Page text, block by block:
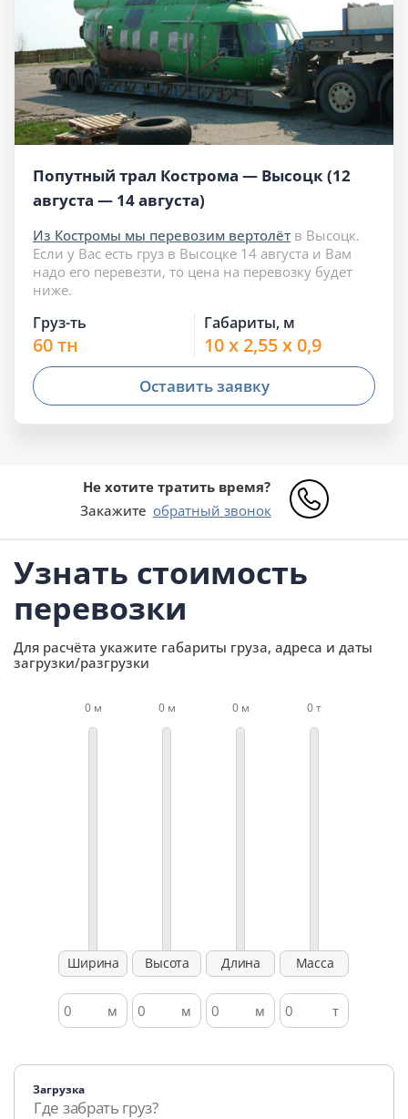
Попутный трал Кострома — Высоцк (12
августа — 14 августа)
Из Костромы мы перевозим вертолёт в Высоцк.
Если у Вас есть груз в Высоцке 14 августа и Вам
надо его перевезти, то цена на перевозку будет
ниже.
Груз-ть
60 тн
Габариты, м
10 x 2,55 x 0,9
Оставить заявку
Узнать стоимость
перевозки
Для расчёта укажите габариты груза, адреса и даты
загрузки/разгрузки
Не хотите тратить время?
Закажите обратный звонок
0 м 0 м 0 м 0 т
Загрузка